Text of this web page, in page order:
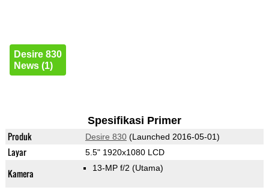
Desire 830
News (1)
Spesifikasi Primer
Produk Desire 830(Launched 2016-05-01)
Layar 5.5" 1920x1080 LCD
Kamera 13-MP f/2 (Utama)